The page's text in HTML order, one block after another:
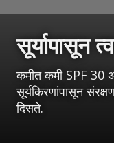
सूर्यापासून
कमीत कमी SPF 30
सूर्यकिरणांपासून
दिसते.